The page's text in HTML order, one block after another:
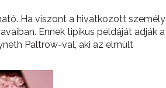
Ha viszont a hivatkozott személy
Ennek tipikus példáját adják a
Paltrow-val, aki az elmúlt